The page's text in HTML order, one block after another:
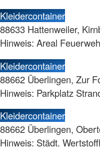
Kleidercontainer
88633 Hattenweiler,
Hinweis: Areal
Kleidercontainer
88662 Überlingen, Zur
Hinweis: Parkplatz
Kleidercontainer
88662 Überlingen,
Hinweis: Städt.